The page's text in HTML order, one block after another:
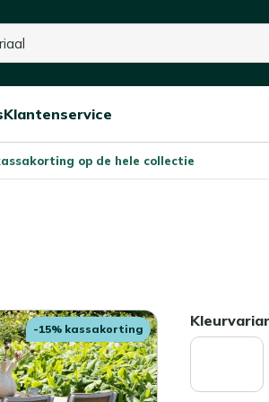
sluit Open/sluit
Klantenservice
op de hele collectie
-15% kassakorting